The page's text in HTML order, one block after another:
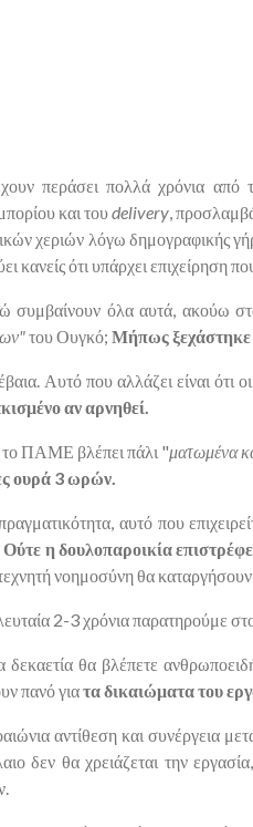
περάσει πολλά χρόνια από
και τουdelivery ,
χεριών λόγω δημογραφικής
κανείς ότι υπάρχει επιχείρηση
συμβαίνουν όλα αυτά, ακούω
του Ουγκό; Μήπως ξεχάστηκε
Αυτό που αλλάζει είναι ότι
αν αρνηθεί.
ΠΑΜΕ βλέπει πάλι "ματωμένα
ουρά 3 ωρών.
αυτό που
Ούτε η δουλοπαροικία
νοημοσύνη θα καταργήσουν
2-3 χρόνια παρατηρούμε
δεκαετία θα βλέπετε
πανό γιατα δικαιώματα του
αντίθεση και συνέργεια
δεν θα χρειάζεται την